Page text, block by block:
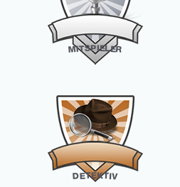
MITSPIELER
DETEKTIV